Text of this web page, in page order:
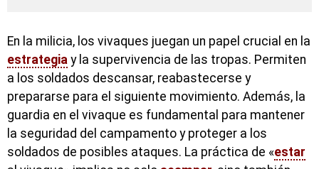
En la milicia, los vivaques juegan un papel crucial en la
estrategia y la supervivencia de las tropas. Permiten
a los soldados descansar, reabastecerse y
prepararse para el siguiente movimiento. Además, la
guardia en el vivaque es fundamental para mantener
la seguridad del campamento y proteger a los
soldados de posibles ataques. La práctica de «estar